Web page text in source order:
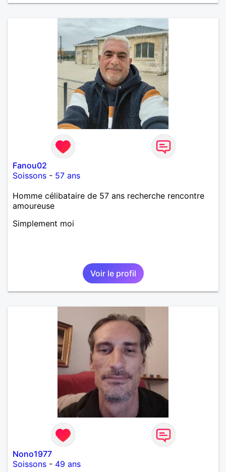
Fanou02
Soissons - 57 ans
Homme célibataire de 57 ans recherche rencontre
amoureuse
Simplement moi
Voir le profil
Nono1977
Soissons - 49 ans